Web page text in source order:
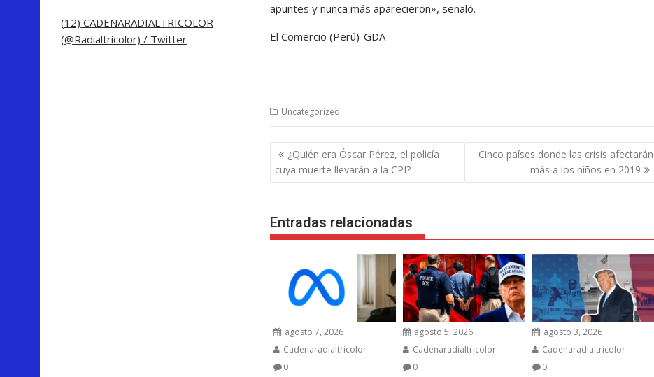
apuntes y nunca más aparecieron», señaló.
El Comercio (Perú)-GDA
Uncategorized
Navegación
de
entradas
¿Quién era Óscar Pérez, el policía
cuya muerte llevarán a la CPI?
Cinco países donde las crisis afectarán
más a los niños en 2019
Entradas relacionadas
agosto 7, 2026
Cadenaradialtricolor
0
agosto 5, 2026
Cadenaradialtricolor
0
agosto 3, 2026
Cadenaradialtricolor
0
(12) CADENARADIALTRICOLOR
(@Radialtricolor) / Twitter